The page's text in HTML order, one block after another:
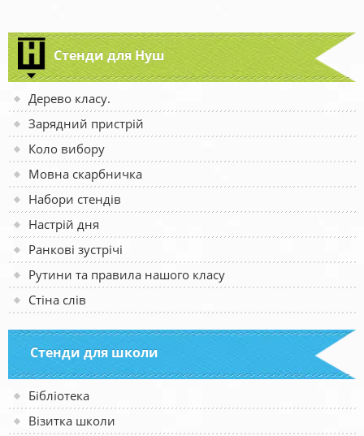
Стенди для Нуш
Дерево класу.
Зарядний пристрій
Коло вибору
Мовна скарбничка
Набори стендів
Настрій дня
Ранкові зустрічі
Рутини та правила нашого класу
Стіна слів
Стенди для школи
Бібліотека
Візитка школи